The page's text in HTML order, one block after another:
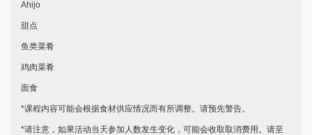
Ahijo
甜点
鱼类菜肴
鸡肉菜肴
面食
*课程内容可能会根据食材供应情况而有所调整。请预先警告。
*请注意，如果活动当天参加人数发生变化，可能会收取取消费用。请至